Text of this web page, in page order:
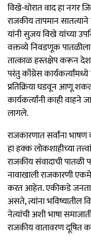
विखे-थोरात वाद हा नगर
राजकीय तापमान
यांनी सुजय विखे यांच्या
वक्तव्ये निवडणूक
तात्काळ हस्तक्षेप करून
परंतु काँग्रेस
प्रतिक्रिया घडवून आणू
कार्यकर्त्यांनी काही वाहने
लागले.
राजकारणात सर्वांना
हा हक्क लोकशाहीच्या
राजकीय संवादाची पातळी
नावाखाली राजकारणी
करत आहेत. एकीकडे जनता
असते, त्यांना भविष्यातील
नेत्यांची अशी भाषा
राजकीय वातावरण दूषित